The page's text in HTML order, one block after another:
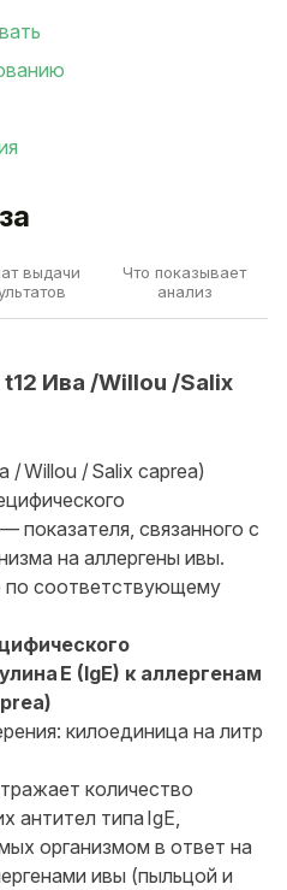
выдачи
Что показывает
анализ
Ива /Willou /Salix
/ Willou / Salix caprea)
показателя, связанного с
на аллергены ивы.
соответствующему
E (IgE) к аллергенам
килоединица на литр
количество
антител типа IgE,
организмом в ответ на
ивы (пыльцой и